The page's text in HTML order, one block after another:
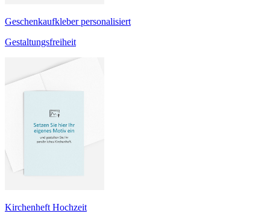
Geschenkaufkleber personalisiert
Gestaltungsfreiheit
Kirchenheft Hochzeit